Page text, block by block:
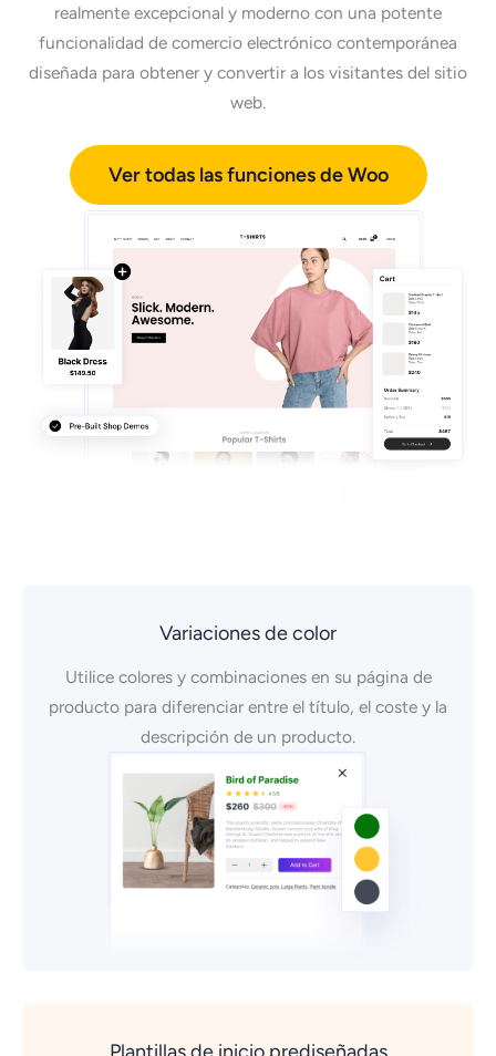
realmente excepcional y moderno con una potente
funcionalidad de comercio electrónico contemporánea
diseñada para obtener y convertir a los visitantes del sitio
web.
Ver todas las funciones de Woo
Variaciones de color
Utilice colores y combinaciones en su página de
producto para diferenciar entre el título, el coste y la
descripción de un producto.